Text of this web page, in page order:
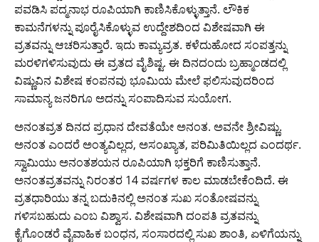
ಪವಡಿಸಿ ಪದ್ಮನಾಭ ರೂಪಿಯಾಗಿ ಕಾಣಿಸಿಕೊಳ್ಳುತ್ತಾನೆ. ಲೌಕಿಕ
ಕಾಮನೆಗಳನ್ನು ಪೂರೈಸಿಕೊಳ್ಳುವ ಉದ್ದೇಶದಿಂದ ವಿಶೇಷವಾಗಿ ಈ
ವ್ರತವನ್ನು ಆಚರಿಸುತ್ತಾರೆ. ಇದು ಕಾಮ್ಯವ್ರತ. ಕಳೆದುಹೋದ ಸಂಪತ್ತನ್ನು
ಮರಳಿಗಳಿಸುವುದು ಈ ವ್ರತದ ವೈಶಿಷ್ಟ. ಈ ದಿನದಂದು ಬ್ರಹ್ಮಾಂಡದಲ್ಲಿ
ವಿಷ್ಣುವಿನ ವಿಶೇಷ ಕಂಪನವು ಭೂಮಿಯ ಮೇಲೆ ಫ‌ಲಿಸುವುದರಿಂದ
ಸಾಮಾನ್ಯ ಜನರಿಗೂ ಅದನ್ನು ಸಂಪಾದಿಸುವ ಸುಯೋಗ.
ಅನಂತವ್ರತ ದಿನದ ಪ್ರಧಾನ ದೇವತೆಯೇ ಅನಂತ. ಅವನೇ ಶ್ರೀವಿಷ್ಣು.
ಅನಂತ ಎಂದರೆ ಅಂತ್ಯವಿಲ್ಲದ, ಅಸಂಖ್ಯಾತ, ಪರಿಮಿತಿಯಿಲ್ಲದ ಎಂದರ್ಥ.
ಸ್ವಾಮಿಯು ಅನಂತಶಯನ ರೂಪಿಯಾಗಿ ಭಕ್ತರಿಗೆ ಕಾಣಿಸುತ್ತಾನೆ.
ಅನಂತವ್ರತವನ್ನು ನಿರಂತರ 14 ವರ್ಷಗಳ ಕಾಲ ಮಾಡಬೇಕೆಂದಿದೆ. ಈ
ವ್ರತಧಾರಿಯು ತನ್ನ ಬದುಕಿನಲ್ಲಿ ಅನಂತ ಸುಖ ಸಂತೋಷವನ್ನು
ಗಳಿಸಬಹುದು ಎಂಬ ವಿಶ್ವಾಸ. ವಿಶೇಷವಾಗಿ ದಂಪತಿ ವ್ರತವನ್ನು
ಕೈಗೊಂಡರೆ ವೈವಾಹಿಕ ಬಂಧನ, ಸಂಸಾರದಲ್ಲಿ ಸುಖ ಶಾಂತಿ, ಏಳಿಗೆಯನ್ನು